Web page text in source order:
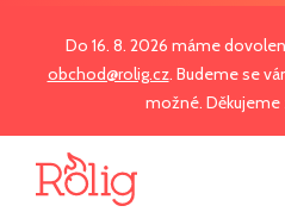
Do 16. 8. 2026 máme
obchod@rolig.cz. Budeme se
možné.